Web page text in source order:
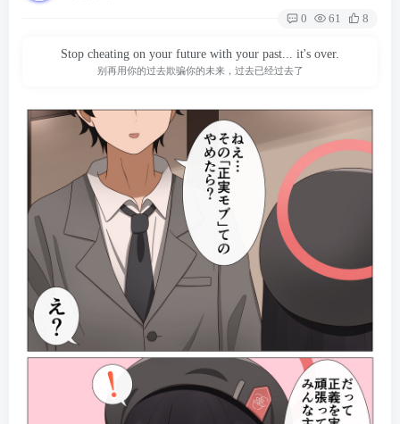
0 61 8
Stop cheating on your future with your past... it's over.
别再用你的过去欺骗你的未来，过去已经过去了